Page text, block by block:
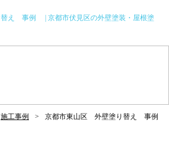
施工事例 京都市東山区 外壁塗り替え 事例